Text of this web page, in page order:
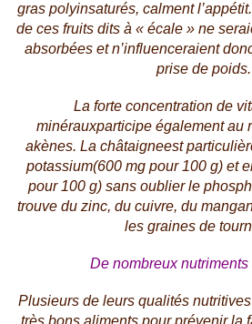
gras polyinsaturés, calment l’appétit
de ces fruits dits à « écale » ne
absorbées et n’influenceraient
prise de poids.
La forte concentration de
minérauxparticipe également au
akènes. La châtaigneest
potassium(600 mg pour 100 g) et
pour 100 g) sans oublier le
trouve du zinc, du cuivre, du
les graines de
De nombreux nutriments
Plusieurs de leurs qualités